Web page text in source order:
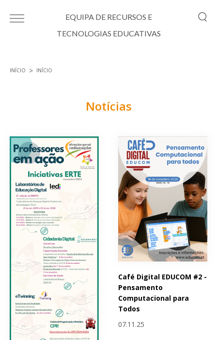
EQUIPA DE RECURSOS E
TECNOLOGIAS EDUCATIVAS
INÍCIO INÍCIO
Notícias
Café Digital EDUCOM #2 -
Pensamento
Computacional para
Todos
07.11.25
Páginas